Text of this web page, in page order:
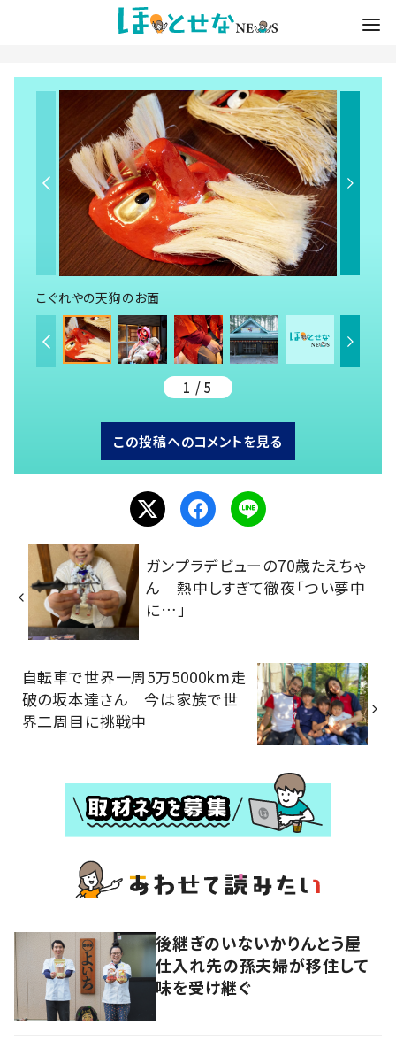
こぐれやの天狗のお面
1 / 5
この投稿へのコメントを見る
ガンプラデビューの70歳たえちゃ
ん 熱中しすぎて徹夜「つい夢中
に…」
自転車で世界一周5万5000km走
破の坂本達さん 今は家族で世
界二周目に挑戦中
後継ぎのいないかりんとう屋
仕入れ先の孫夫婦が移住して
味を受け継ぐ